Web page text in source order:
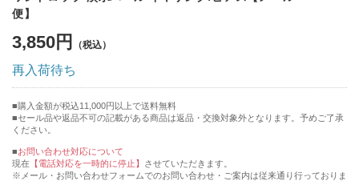
便】
3,850円
再入荷待ち
購入金額が税込11,000円以上で送料無料
セール品や返品不可の記載がある商品は返品・交換対象外となります。予めご了承
ください。
■お問い合わせ対応について
現在 【電話対応を一時的に停止】 させていただきます。
※メール・お問い合わせフォームでのお問い合わせ・ご案内は従来通り行っておりま